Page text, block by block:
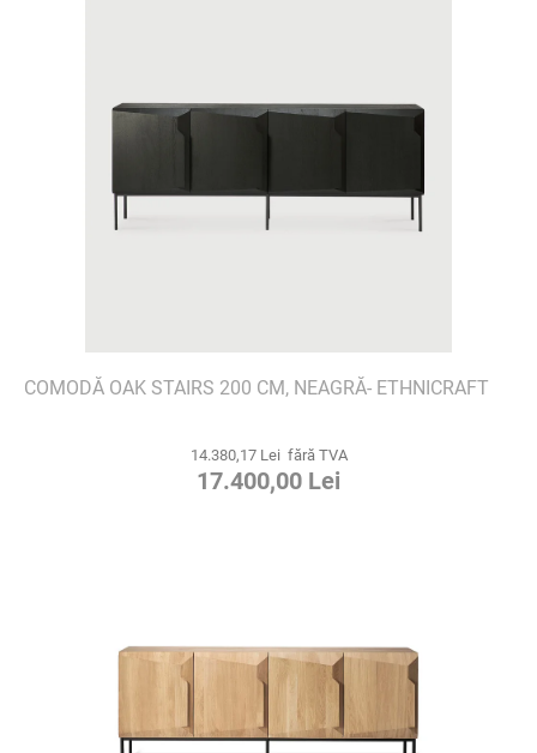
COMODĂ OAK STAIRS 200 CM, NEAGRĂ- ETHNICRAFT
14.380,17 Lei fără TVA
17.400,00 Lei